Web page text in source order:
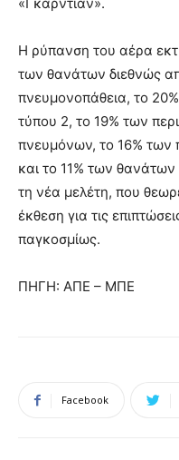
Η ρύπανση του αέρα
των θανάτων διεθνώς
πνευμονοπάθεια, το
τύπου 2, το 19% των
πνευμόνων, το 16% των
και το 11% των
τη νέα μελέτη, που
έκθεση για τις
παγκοσμίως.
ΠΗΓΗ: ΑΠΕ – ΜΠΕ
Facebook